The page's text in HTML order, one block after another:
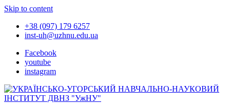
Skip to content
+38 (097) 179 6257
inst-uh@uzhnu.edu.ua
Facebook
youtube
instagram